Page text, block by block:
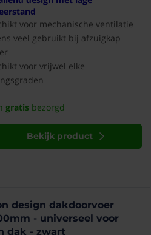
voor mechanische ventilatie
veel gebruikt bij afzuigkap
voor vrijwel elke
gratis bezorgd
Bekijk product
design dakdoorvoer
- universeel voor
dak - zwart